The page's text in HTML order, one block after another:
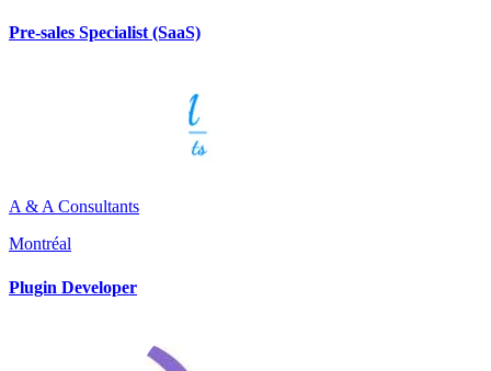
Pre-sales Specialist (SaaS)
A & A Consultants
Montréal
Plugin Developer